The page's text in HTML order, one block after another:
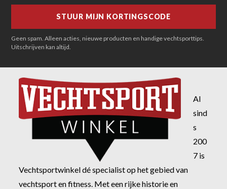
Geen spam. Alleen acties, nieuwe producten en handige vechtsporttips.
Uitschrijven kan altijd.
Al
sind
s
200
7 is
Vechtsportwinkel dé specialist op het gebied van
vechtsport en fitness. Met een rijke historie en